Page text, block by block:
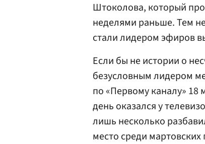
Штоколова, который
неделями раньше. Тем
стали лидером эфиров
Если бы не истории о
безусловным лидером
по «Первому каналу» 18
день оказался у
лишь несколько
место среди